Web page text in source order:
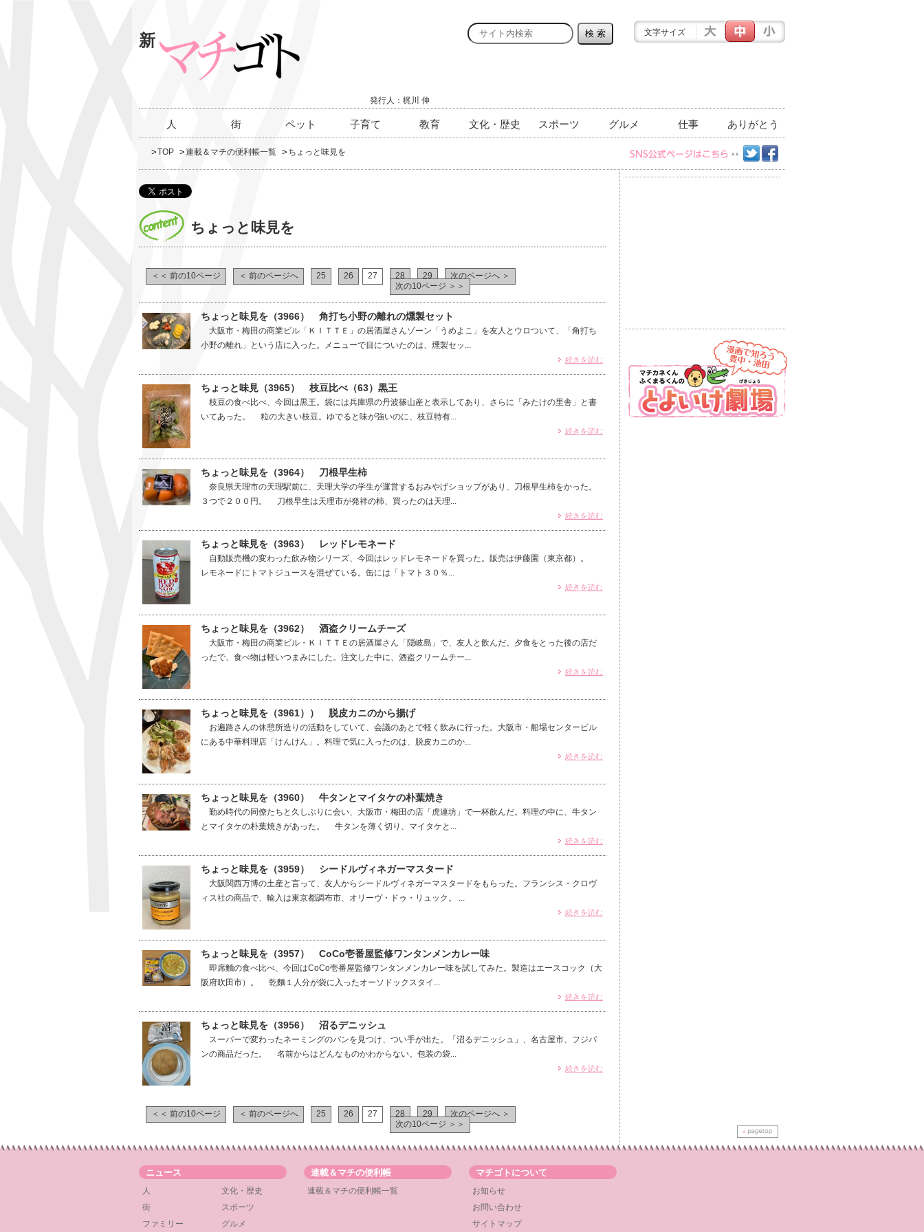
新
発行人：梶川 伸
文字サイズ
人 街 ペット 子育て 教育 文化・歴史 スポーツ グルメ 仕事 ありがとう
TOP 連載＆マチの便利帳一覧 ちょっと味見を
ちょっと味見を
＜＜ 前の10ページ ＜ 前のページへ 25 26 27 28 29
次のページへ ＞
次の10ページ ＞＞
ちょっと味見を（3966） 角打ち小野の離れの燻製セット
大阪市・梅田の商業ビル「ＫＩＴＴＥ」の居酒屋さんゾーン「うめよこ」を友人とウロついて、「角打ち
小野の離れ」という店に入った。メニューで目についたのは、燻製セッ...
続きを読む
ちょっと味見（3965） 枝豆比べ（63）黒王
枝豆の食べ比べ、今回は黒王。袋には兵庫県の丹波篠山産と表示してあり、さらに「みたけの里舎」と書
いてあった。 粒の大きい枝豆。ゆでると味が強いのに、枝豆特有...
続きを読む
ちょっと味見を（3964） 刀根早生柿
奈良県天理市の天理駅前に、天理大学の学生が運営するおみやげショップがあり、刀根早生柿をかった。
３つで２００円。 刀根早生は天理市が発祥の柿、買ったのは天理...
続きを読む
ちょっと味見を（3963） レッドレモネード
自動販売機の変わった飲み物シリーズ、今回はレッドレモネードを買った。販売は伊藤園（東京都）。
レモネードにトマトジュースを混ぜている。缶には「トマト３０％...
続きを読む
ちょっと味見を（3962） 酒盗クリームチーズ
大阪市・梅田の商業ビル・ＫＩＴＴＥの居酒屋さん「隠岐島」で、友人と飲んだ。夕食をとった後の店だ
ったで、食べ物は軽いつまみにした。注文した中に、酒盗クリームチー...
続きを読む
ちょっと味見を（3961）） 脱皮カニのから揚げ
お遍路さんの休憩所造りの活動をしていて、会議のあとで軽く飲みに行った。大阪市・船場センタービル
にある中華料理店「けんけん」。料理で気に入ったのは、脱皮カニのか...
続きを読む
ちょっと味見を（3960） 牛タンとマイタケの朴葉焼き
勤め時代の同僚たちと久しぶりに会い、大阪市・梅田の店「虎連坊」で一杯飲んだ。料理の中に、牛タン
とマイタケの朴葉焼きがあった。 牛タンを薄く切り、マイタケと...
続きを読む
ちょっと味見を（3959） シードルヴィネガーマスタード
大阪関西万博の土産と言って、友人からシードルヴィネガーマスタードをもらった。フランシス・クロヴ
ィス社の商品で、輸入は東京都調布市、オリーヴ・ドゥ・リュック。 ...
続きを読む
ちょっと味見を（3957） CoCo壱番屋監修ワンタンメンカレー味
即席麵の食べ比べ、今回はCoCo壱番屋監修ワンタンメンカレー味を試してみた。製造はエースコック（大
阪府吹田市）。 乾麵１人分が袋に入ったオーソドックスタイ...
続きを読む
ちょっと味見を（3956） 沼るデニッシュ
スーパーで変わったネーミングのパンを見つけ、つい手が出た。「沼るデニッシュ」、名古屋市、フジパ
ンの商品だった。 名前からはどんなものかわからない。包装の袋...
続きを読む
＜＜ 前の10ページ ＜ 前のページへ 25 26 27 28 29
次のページへ ＞
次の10ページ ＞＞
ニュース
人
文化・歴史
街
スポーツ
ファミリー
グルメ
連載＆マチの便利帳
連載＆マチの便利帳一覧
マチゴトについて
お知らせ
お問い合わせ
サイトマップ